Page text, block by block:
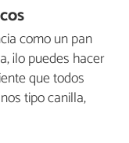
como un pan
¡lo puedes hacer
que todos
tipo canilla,